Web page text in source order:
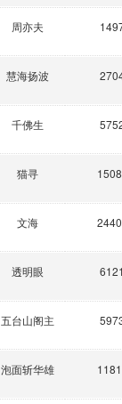
周亦夫
慧海扬波
千佛生
猫寻
文海
透明眼
五台山阁主
泡面斩华雄